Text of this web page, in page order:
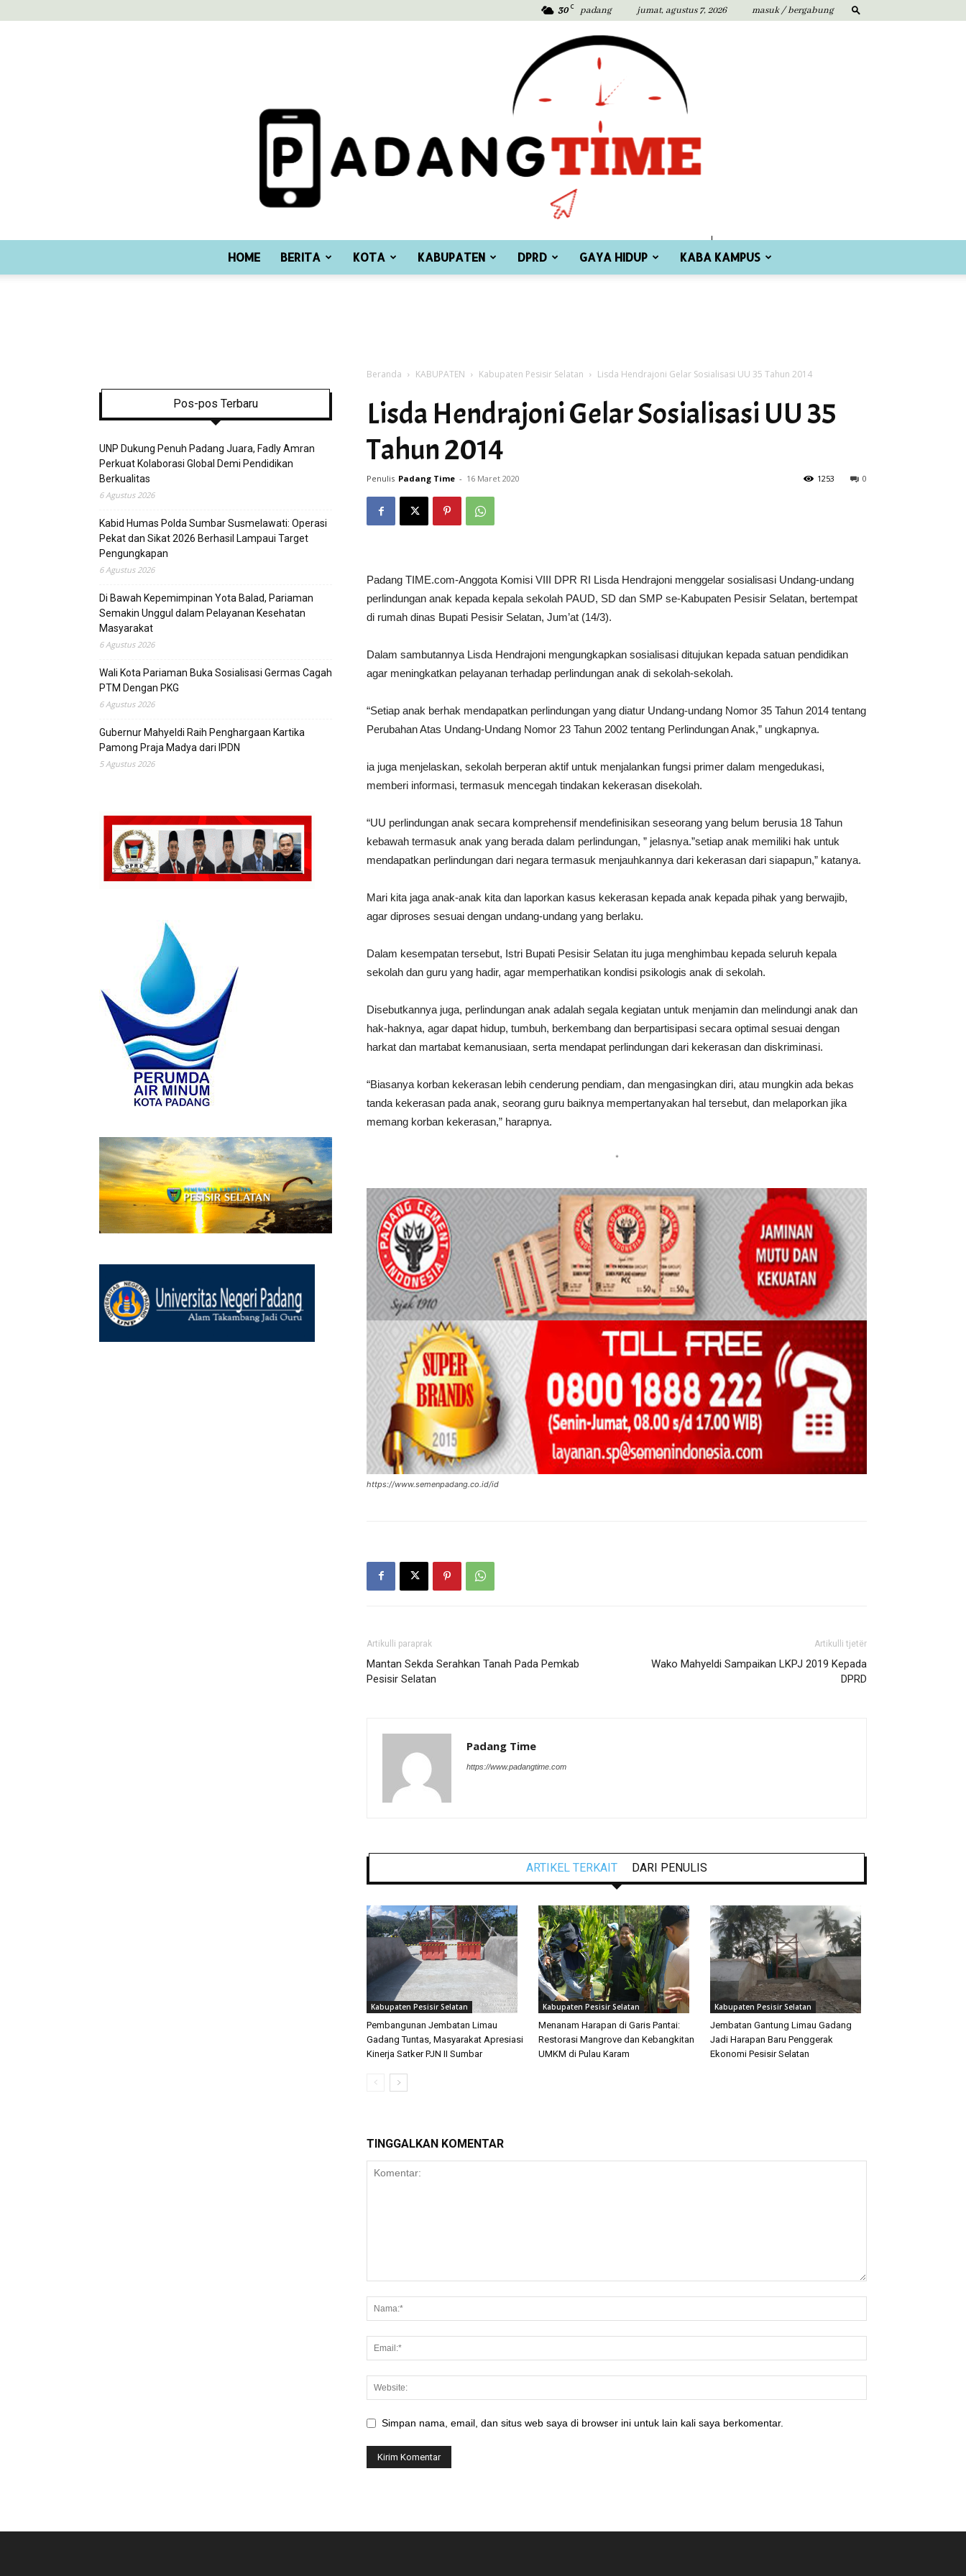
30 C padang jumat, agustus 7, 2026 masuk / bergabung
Time
HOME BERITA KOTA KABUPATEN DPRD GAYA HIDUP KABA KAMPUS
Beranda KABUPATEN Kabupaten Pesisir Selatan Lisda Hendrajoni Gelar Sosialisasi UU 35 Tahun 2014
Lisda Hendrajoni Gelar Sosialisasi UU 35
Tahun 2014
Penulis Padang Time - 16 Maret 2020 0
1253
Padang TIME.com-Anggota Komisi VIII DPR RI Lisda Hendrajoni menggelar sosialisasi Undang-undang
perlindungan anak kepada kepala sekolah PAUD, SD dan SMP se-Kabupaten Pesisir Selatan, bertempat
di rumah dinas Bupati Pesisir Selatan, Jum’at (14/3).
Dalam sambutannya Lisda Hendrajoni mengungkapkan sosialisasi ditujukan kepada satuan pendidikan
agar meningkatkan pelayanan terhadap perlindungan anak di sekolah-sekolah.
“Setiap anak berhak mendapatkan perlindungan yang diatur Undang-undang Nomor 35 Tahun 2014 tentang
Perubahan Atas Undang-Undang Nomor 23 Tahun 2002 tentang Perlindungan Anak,” ungkapnya.
ia juga menjelaskan, sekolah berperan aktif untuk menjalankan fungsi primer dalam mengedukasi,
memberi informasi, termasuk mencegah tindakan kekerasan disekolah.
“UU perlindungan anak secara komprehensif mendefinisikan seseorang yang belum berusia 18 Tahun
kebawah termasuk anak yang berada dalam perlindungan, ” jelasnya.”setiap anak memiliki hak untuk
mendapatkan perlindungan dari negara termasuk menjauhkannya dari kekerasan dari siapapun,” katanya.
Mari kita jaga anak-anak kita dan laporkan kasus kekerasan kepada anak kepada pihak yang berwajib,
agar diproses sesuai dengan undang-undang yang berlaku.
Dalam kesempatan tersebut, Istri Bupati Pesisir Selatan itu juga menghimbau kepada seluruh kepala
sekolah dan guru yang hadir, agar memperhatikan kondisi psikologis anak di sekolah.
Disebutkannya juga, perlindungan anak adalah segala kegiatan untuk menjamin dan melindungi anak dan
hak-haknya, agar dapat hidup, tumbuh, berkembang dan berpartisipasi secara optimal sesuai dengan
harkat dan martabat kemanusiaan, serta mendapat perlindungan dari kekerasan dan diskriminasi.
“Biasanya korban kekerasan lebih cenderung pendiam, dan mengasingkan diri, atau mungkin ada bekas
tanda kekerasan pada anak, seorang guru baiknya mempertanyakan hal tersebut, dan melaporkan jika
memang korban kekerasan,” harapnya.
*
https://www.semenpadang.co.id/id
Artikulli paraprak
Mantan Sekda Serahkan Tanah Pada Pemkab
Pesisir Selatan
Artikulli tjetër
Wako Mahyeldi Sampaikan LKPJ 2019 Kepada
DPRD
Padang Time
https://www.padangtime.com
ARTIKEL TERKAIT DARI PENULIS
Kabupaten Pesisir Selatan
Pembangunan Jembatan Limau
Gadang Tuntas, Masyarakat Apresiasi
Kinerja Satker PJN II Sumbar
Kabupaten Pesisir Selatan
Menanam Harapan di Garis Pantai:
Restorasi Mangrove dan Kebangkitan
UMKM di Pulau Karam
Kabupaten Pesisir Selatan
Jembatan Gantung Limau Gadang
Jadi Harapan Baru Penggerak
Ekonomi Pesisir Selatan
TINGGALKAN KOMENTAR
Simpan nama, email, dan situs web saya di browser ini untuk lain kali saya berkomentar.
Pos-pos Terbaru
UNP Dukung Penuh Padang Juara, Fadly Amran
Perkuat Kolaborasi Global Demi Pendidikan
Berkualitas
6 Agustus 2026
Kabid Humas Polda Sumbar Susmelawati: Operasi
Pekat dan Sikat 2026 Berhasil Lampaui Target
Pengungkapan
6 Agustus 2026
Di Bawah Kepemimpinan Yota Balad, Pariaman
Semakin Unggul dalam Pelayanan Kesehatan
Masyarakat
6 Agustus 2026
Wali Kota Pariaman Buka Sosialisasi Germas Cagah
PTM Dengan PKG
6 Agustus 2026
Gubernur Mahyeldi Raih Penghargaan Kartika
Pamong Praja Madya dari IPDN
5 Agustus 2026